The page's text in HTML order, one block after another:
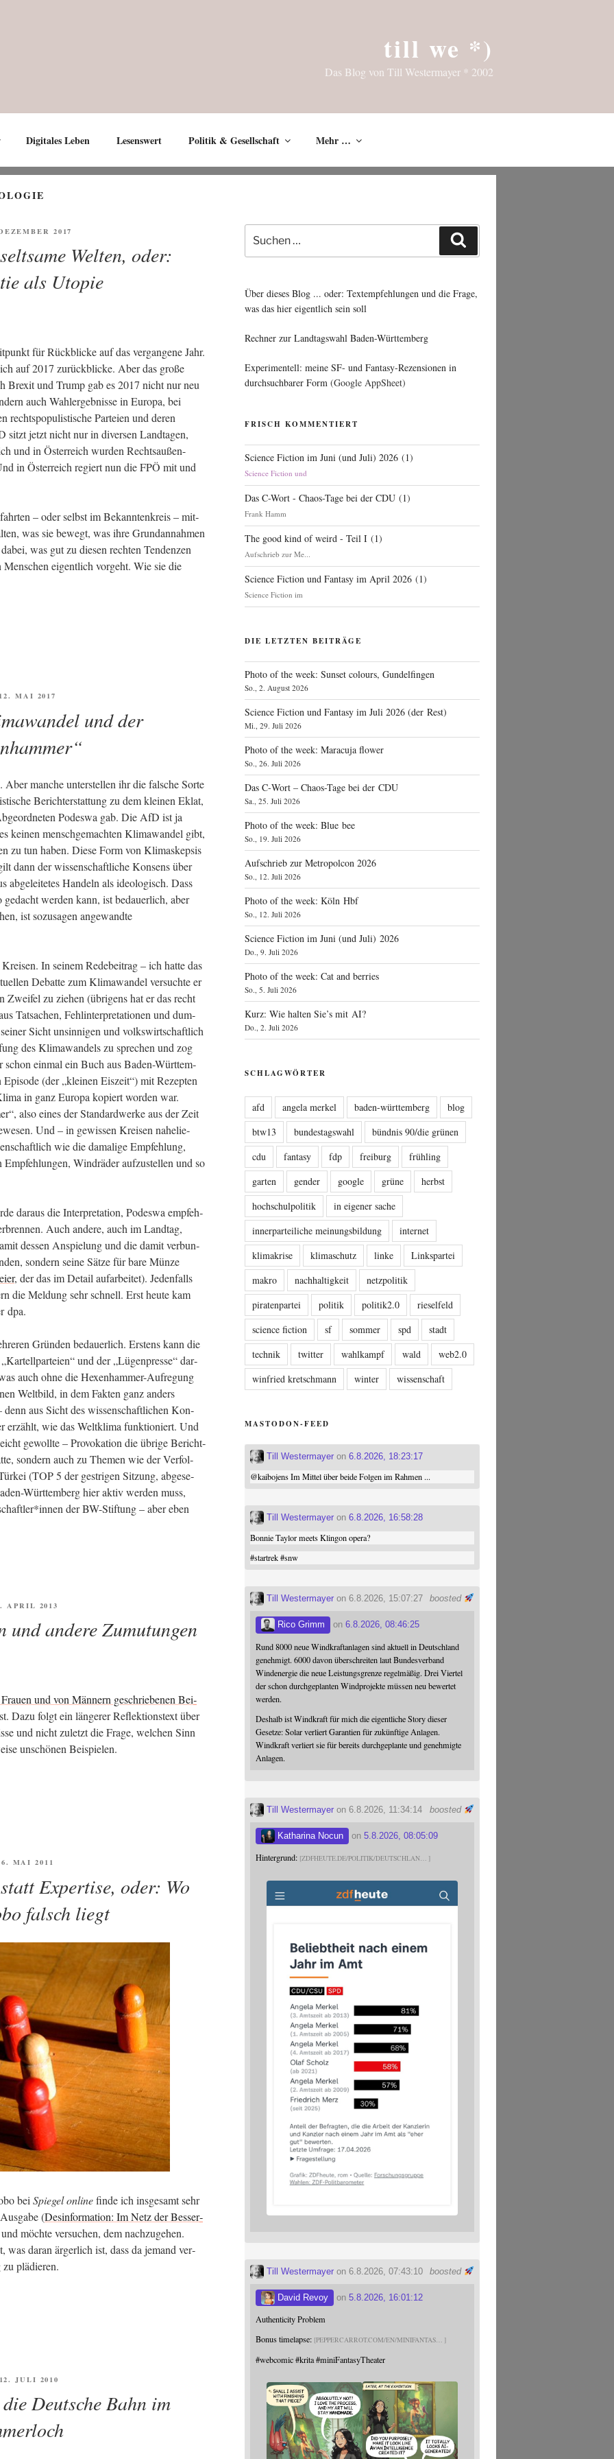
till we *)
Das Blog von Till Westermayer * 2002
Digitales Leben Lesenswert Politik & Gesellschaft Mehr …
2017
Welten, oder:
als Utopie
für Rück­bli­cke auf das ver­gan­ge­ne Jahr.
auf 2017 zurück­bli­cke. Aber das gro­ße
Brexit und Trump gab es 2017 nicht nur neu
auch Wahl­er­geb­nis­se in Euro­pa, bei
rechts­po­pu­lis­ti­sche Par­tei­en und deren
jetzt nicht nur in diver­sen Land­ta­gen,
und in Öster­reich wur­den Rechtsaußen-
in Öster­reich regiert nun die FPÖ mit und
– oder selbst im Bekann­ten­kreis – mit­
was sie bewegt, was ihre Grund­an­nah­men
was gut zu die­sen rech­ten Ten­den­zen
eigent­lich vor­geht. Wie sie die
MAI 2017
und der
man­che unter­stel­len ihr die fal­sche Sor­te
Bericht­erstat­tung zu dem klei­nen Eklat,
Podes­wa gab. Die AfD ist ja
kei­nen mensch­ge­mach­ten Kli­ma­wan­del gibt,
zu tun haben. Die­se Form von Kli­ma­skep­sis
dann der wis­sen­schaft­li­che Kon­sens über
abge­lei­te­tes Han­deln als ideo­lo­gisch. Dass
wer­den kann, ist bedau­er­lich, aber
ist sozu­sa­gen ange­wand­te
In sei­nem Rede­bei­trag – ich hat­te das
Debat­te zum Kli­ma­wan­del ver­such­te er
Zwei­fel zu zie­hen (übri­gens hat er das recht
Tat­sa­chen, Fehl­in­ter­pre­ta­tio­nen und dum­
Sicht unsin­ni­gen und volks­wirt­schaft­lich
des Kli­ma­wan­dels zu spre­chen und zog
schon ein­mal ein Buch aus Baden-Würt­tem­
(der „klei­nen Eis­zeit“) mit Rezep­ten
in ganz Euro­pa kopiert wor­den war.
also eines der Stan­dard­wer­ke aus der Zeit
Und – in gewis­sen Krei­sen nahe­lie­
wie die dama­li­ge Emp­feh­lung,
Wind­rä­der auf­zu­stel­len und so
dar­aus die Inter­pre­ta­ti­on, Podes­wa emp­feh­
Auch ande­re, auch im Land­tag,
des­sen Anspie­lung und die damit ver­bun­
son­dern sei­ne Sät­ze für bare Mün­ze
, der das im Detail auf­ar­bei­tet). Jeden­falls
die Mel­dung sehr schnell. Erst heu­te kam
dpa.
Grün­den bedau­er­lich. Ers­tens kann die
und der „Lügen­pres­se“ dar­
auch ohne die Hexen­ham­mer-Auf­re­gung
Welt­bild, in dem Fak­ten ganz anders
aus Sicht des wis­sen­schaft­li­chen Kon­
erzählt, wie das Welt­kli­ma funk­tio­niert. Und
gewoll­te – Pro­vo­ka­ti­on die übri­ge Bericht­
son­dern auch zu The­men wie der Ver­fol­
(TOP 5 der gest­ri­gen Sit­zung, abge­se­
Würt­tem­berg hier aktiv wer­den muss,
der BW-Stif­tung – aber eben
APRIL 2013
und andere Zumutungen
und von Män­nern geschrie­be­nen Bei­
Dazu folgt ein län­ge­rer Reflek­ti­ons­text über
und nicht zuletzt die Fra­ge, wel­chen Sinn
unschö­nen Beispielen.
MAI 2011
Expertise, oder: Wo
falsch liegt
bei Spie­gel onlinefin­de ich ins­ge­samt sehr
(Des­in­for­ma­ti­on: Im Netz der Bes­ser­
möch­te ver­su­chen, dem nach­zu­ge­hen.
was dar­an ärger­lich ist, dass da jemand ver­
plädieren.
JULI 2010
Deutsche Bahn im
Suche
nach:
Über dieses Blog ... oder: Textempfehlungen und die Frage,
was das hier eigentlich sein soll
Rechner zur Landtagswahl Baden-Württemberg
Experimentell: meine SF- und Fantasy-Rezensionen in
durchsuchbarer Form (Google AppSheet)
FRISCH KOMMENTIERT
Science Fiction im Juni (und Juli) 2026 (1)
Science Fiction und
Das C-Wort - Chaos-Tage bei der CDU (1)
Frank Hamm
The good kind of weird - Teil I (1)
Aufschrieb zur Me...
Science Fiction und Fantasy im April 2026 (1)
Science Fiction im
DIE LETZTEN BEITRÄGE
Photo of the week: Sunset colours, Gundelfingen
So., 2. August 2026
Science Fiction und Fantasy im Juli 2026 (der Rest)
Mi., 29. Juli 2026
Photo of the week: Maracuja flower
So., 26. Juli 2026
Das C‑Wort – Chaos-Tage bei der CDU
Sa., 25. Juli 2026
Photo of the week: Blue bee
So., 19. Juli 2026
Aufschrieb zur Metropolcon 2026
So., 12. Juli 2026
Photo of the week: Köln Hbf
So., 12. Juli 2026
Science Fiction im Juni (und Juli) 2026
Do., 9. Juli 2026
Photo of the week: Cat and berries
So., 5. Juli 2026
Kurz: Wie halten Sie’s mit AI?
Do., 2. Juli 2026
SCHLAGWÖRTER
afd angela merkel baden-württemberg
blog
btw13
bundestagswahl
bündnis 90/die grünen
cdu
fantasy fdp freiburg
frühling
garten
gender google grüne
herbst
hochschulpolitik
in eigener sache
innerparteiliche meinungsbildung
internet
klimakrise
klimaschutz linke
Linkspartei
makro
nachhaltigkeit
netzpolitik
piratenpartei
politik politik2.0
rieselfeld
science fiction
sf sommer spd
stadt
technik
twitter wahlkampf wald
web2.0
winfried kretschmann
winter wissenschaft
MASTODON-FEED
Till Westermayer on6.8.2026, 18:23:17
@kaibojensIm Mittel über beide Folgen im Rahmen ...
Till Westermayer on6.8.2026, 16:58:28
Bonnie Taylor meets Klingon opera?
#startrek #snw
boosted
Till Westermayer on 6.8.2026, 15:07:27
Rico Grimm on6.8.2026, 08:46:25
Rund 8000 neue Windkraftanlagen sind aktuell in Deutschland
genehmigt. 6000 davon überschreiten laut Bundesverband
Windenergie die neue Leistungsgrenze regelmäßig. Drei Viertel
der schon durchgeplanten Windprojekte müssen neu bewertet
werden.
Deshalb ist Windkraft für mich die eigentliche Story dieser
Gesetze: Solar verliert Garantien für zukünftige Anlagen.
Windkraft verliert sie für bereits durchgeplante und genehmigte
Anlagen.
boosted
Till Westermayer on 6.8.2026, 11:34:14
Katharina Nocun on5.8.2026, 08:05:09
Hintergrund: ZDFHEUTE.DE/POLITIK/DEUTSCHLAN
boosted
Till Westermayer on 6.8.2026, 07:43:10
David Revoy on5.8.2026, 16:01:12
Authenticity Problem
Bonus timelapse: PEPPERCARROT.COM/EN/MINIFANTAS
#webcomic #krita#miniFantasyTheater